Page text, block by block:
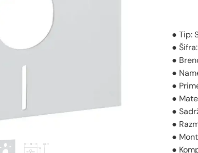
● Tip:
●
●
●
●
●
●
●
●
●